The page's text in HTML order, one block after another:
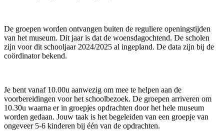
De groepen worden ontvangen buiten de reguliere openingstijden
van het museum. Dit jaar is dat de woensdagochtend. De scholen
zijn voor dit schooljaar 2024/2025 al ingepland. De data zijn bij de
coördinator bekend.
Je bent vanaf 10.00u aanwezig om mee te helpen aan de
voorbereidingen voor het schoolbezoek. De groepen arriveren om
10.30u waarna er in groepjes opdrachten door het hele museum
worden gedaan. Jouw taak is het begeleiden van een groepje van
ongeveer 5-6 kinderen bij één van de opdrachten.